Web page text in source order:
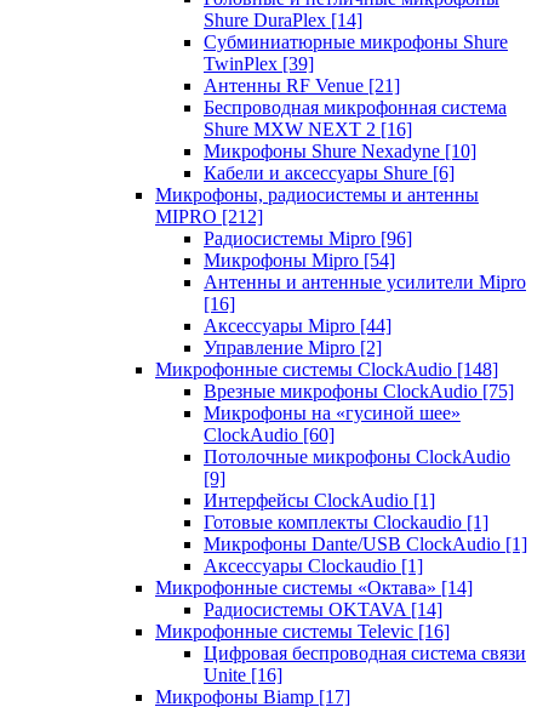
Shure DuraPlex [14]
Субминиатюрные микрофоны Shure
TwinPlex [39]
Антенны RF Venue [21]
Беспроводная микрофонная система
Shure MXW NEXT 2 [16]
Микрофоны Shure Nexadyne [10]
Кабели и аксессуары Shure [6]
Микрофоны, радиосистемы и антенны
MIPRO [212]
Радиосистемы Mipro [96]
Микрофоны Mipro [54]
Антенны и антенные усилители Mipro
[16]
Аксессуары Mipro [44]
Управление Mipro [2]
Микрофонные системы ClockAudio [148]
Врезные микрофоны ClockAudio [75]
Микрофоны на «гусиной шее»
ClockAudio [60]
Потолочные микрофоны ClockAudio
[9]
Интерфейсы ClockAudio [1]
Готовые комплекты Clockaudio [1]
Микрофоны Dante/USB ClockAudio [1]
Аксессуары Clockaudio [1]
Микрофонные системы «Октава» [14]
Радиосистемы OKTAVA [14]
Микрофонные системы Televic [16]
Цифровая беспроводная система связи
Unite [16]
Микрофоны Biamp [17]